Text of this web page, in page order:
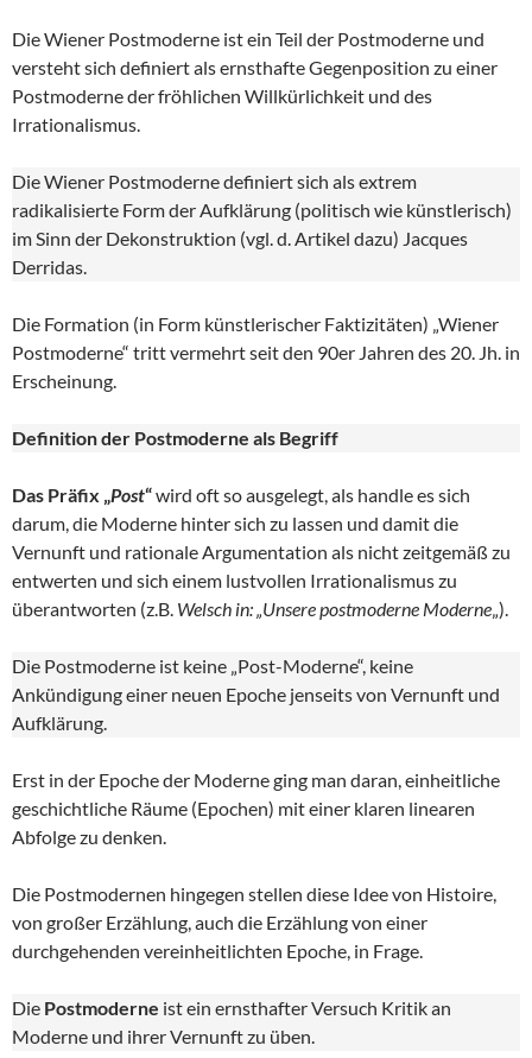
Die Wiener Postmoderne ist ein Teil der Postmoderne und
versteht sich definiert als ernsthafte Gegenposition zu einer
Postmoderne der fröhlichen Willkürlichkeit und des
Irrationalismus.
Die Wiener Postmoderne definiert sich als extrem
radikalisierte Form der Aufklärung (politisch wie künstlerisch)
im Sinn der Dekonstruktion (vgl. d. Artikel dazu) Jacques
Derridas.
Die Formation (in Form künstlerischer Faktizitäten) „Wiener
Postmoderne“ tritt vermehrt seit den 90er Jahren des 20. Jh. in
Erscheinung.
Definition der Postmoderne als Begriff
Das Präfix „Post“wird oft so ausgelegt, als handle es sich
darum, die Moderne hinter sich zu lassen und damit die
Vernunft und rationale Argumentation als nicht zeitgemäß zu
entwerten und sich einem lustvollen Irrationalismus zu
überantworten (z.B. Welsch in: „Unsere postmoderne Moderne„).
Die Postmoderne ist keine „Post-Moderne“, keine
Ankündigung einer neuen Epoche jenseits von Vernunft und
Aufklärung.
Erst in der Epoche der Moderne ging man daran, einheitliche
geschichtliche Räume (Epochen) mit einer klaren linearen
Abfolge zu denken.
Die Postmodernen hingegen stellen diese Idee von Histoire,
von großer Erzählung, auch die Erzählung von einer
durchgehenden vereinheitlichten Epoche, in Frage.
Die Postmoderne ist ein ernsthafter Versuch Kritik an
Moderne und ihrer Vernunft zu üben.